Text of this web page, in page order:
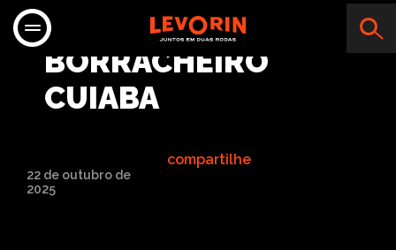
LOJA DO
BORRACHEIRO
CUIABA
22 de outubro de
2025
compartilhe